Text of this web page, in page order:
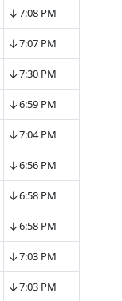
↓7:08 PM
↓7:07 PM
↓7:30 PM
↓6:59 PM
↓7:04 PM
↓6:56 PM
↓6:58 PM
↓6:58 PM
↓7:03 PM
↓7:03 PM